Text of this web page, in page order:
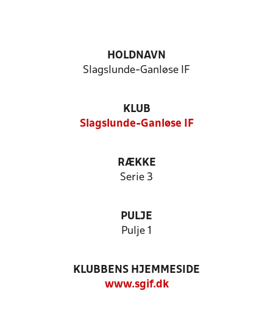
HOLDNAVN
Slagslunde-Ganløse IF
KLUB
Slagslunde-Ganløse IF
RÆKKE
Serie 3
PULJE
Pulje 1
KLUBBENS HJEMMESIDE
www.sgif.dk